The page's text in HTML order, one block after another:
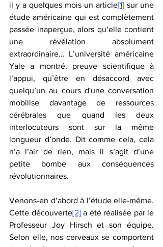
il y a quelques mois un article[1] sur une
étude américaine qui est complètement
passée inaperçue, alors qu’elle contient
une révélation absolument
extraordinaire… L’université américaine
Yale a montré, preuve scientifique à
l’appui, qu’être en désaccord avec
quelqu’un au cours d'une conversation
mobilise davantage de ressources
cérébrales que quand les deux
interlocuteurs sont sur la même
longueur d’onde. Dit comme cela, cela
n’a l’air de rien, mais il s’agit d’une
petite bombe aux conséquences
révolutionnaires.
Venons-en d’abord à l’étude elle-même.
Cette découverte[2] a été réalisée par le
Professeur Joy Hirsch et son équipe.
Selon elle, nos cerveaux se comportent